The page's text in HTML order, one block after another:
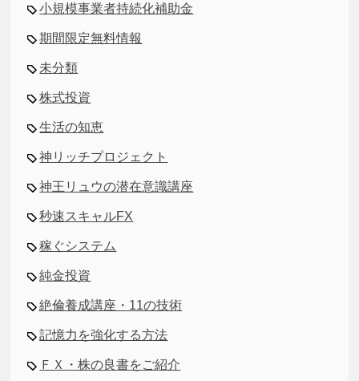
小規模事業者持続化補助金
期間限定無料情報
未分類
株式投資
生活の知恵
神リッチプロジェクト
神王リュウの潜在意識講座
秒速スキャルFX
稼ぐシステム
純金投資
絶倫養成講座・11の技術
記憶力を強化する方法
ＦＸ・株の良書をご紹介